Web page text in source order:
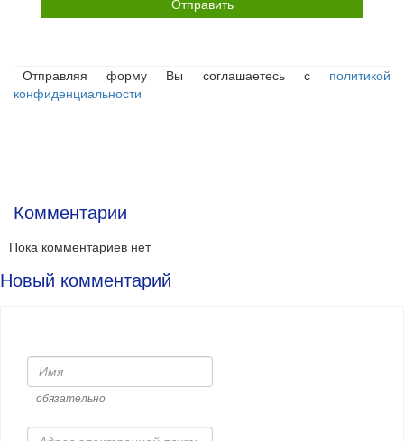
Отправляя форму Вы соглашаетесь с политикой
конфиденциальности
Комментарии
Пока комментариев нет
Новый комментарий
Имя
обязательно
Адрес